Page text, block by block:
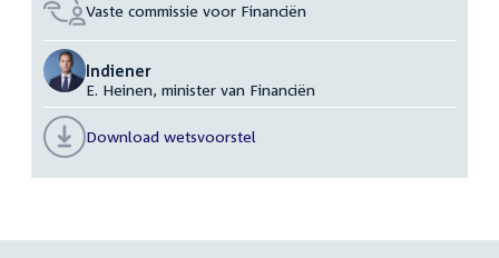
Vaste commissie voor Financiën
Indiener
E. Heinen, minister van Financiën
Download wetsvoorstel